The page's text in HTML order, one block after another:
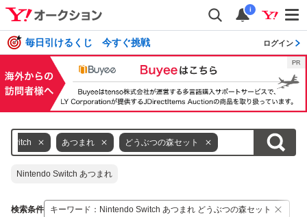
i
毎日引けるくじ 今すぐ挑戦 ログイン
Switch あつまれ どうぶつの森セット
Nintendo Switch あつまれ
検索条件 キーワード ： Nintendo Switch あつまれ どうぶつの森セット